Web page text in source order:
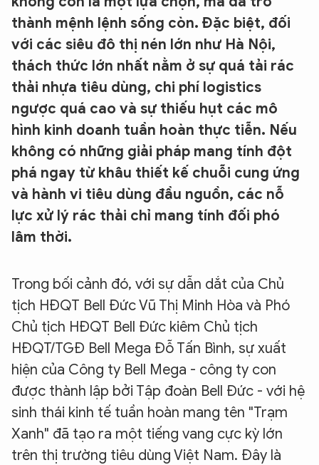
thành mệnh lệnh sống còn. Đặc biệt, đối
với các siêu đô thị nén lớn như Hà Nội,
thách thức lớn nhất nằm ở sự quá tải rác
thải nhựa tiêu dùng, chi phí logistics
ngược quá cao và sự thiếu hụt các mô
hình kinh doanh tuần hoàn thực tiễn. Nếu
không có những giải pháp mang tính đột
phá ngay từ khâu thiết kế chuỗi cung ứng
và hành vi tiêu dùng đầu nguồn, các nỗ
lực xử lý rác thải chỉ mang tính đối phó
lâm thời.
Trong bối cảnh đó, với sự dẫn dắt của Chủ
tịch HĐQT Bell Đức Vũ Thị Minh Hòa và Phó
Chủ tịch HĐQT Bell Đức kiêm Chủ tịch
HĐQT/TGĐ Bell Mega Đỗ Tấn Bình, sự xuất
hiện của Công ty Bell Mega - công ty con
được thành lập bởi Tập đoàn Bell Đức - với hệ
sinh thái kinh tế tuần hoàn mang tên "Trạm
Xanh" đã tạo ra một tiếng vang cực kỳ lớn
trên thị trường tiêu dùng Việt Nam. Đây là